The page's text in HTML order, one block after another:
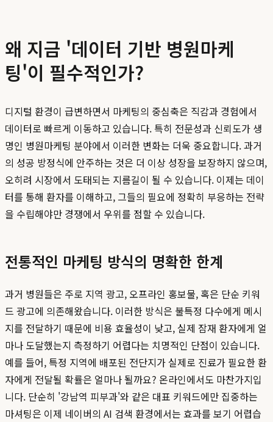
왜 지금 '데이터 기반 병원마케
팅'이 필수적인가?
디지털 환경이 급변하면서 마케팅의 중심축은 직감과 경험에서
데이터로 빠르게 이동하고 있습니다. 특히 전문성과 신뢰도가 생
명인 병원마케팅 분야에서 이러한 변화는 더욱 중요합니다. 과거
의 성공 방정식에 안주하는 것은 더 이상 성장을 보장하지 않으며,
오히려 시장에서 도태되는 지름길이 될 수 있습니다. 이제는 데이
터를 통해 환자를 이해하고, 그들의 필요에 정확히 부응하는 전략
을 수립해야만 경쟁에서 우위를 점할 수 있습니다.
전통적인 마케팅 방식의 명확한 한계
과거 병원들은 주로 지역 광고, 오프라인 홍보물, 혹은 단순 키워
드 광고에 의존해왔습니다. 이러한 방식은 불특정 다수에게 메시
지를 전달하기 때문에 비용 효율성이 낮고, 실제 잠재 환자에게 얼
마나 도달했는지 측정하기 어렵다는 치명적인 단점이 있습니다.
예를 들어, 특정 지역에 배포된 전단지가 실제로 진료가 필요한 환
자에게 전달될 확률은 얼마나 될까요? 온라인에서도 마찬가지입
니다. 단순히 '강남역 피부과'와 같은 대표 키워드에만 집중하는
마셔팅은 이제 네이버의 AI 검색 환경에서는 효과를 보기 어렵습